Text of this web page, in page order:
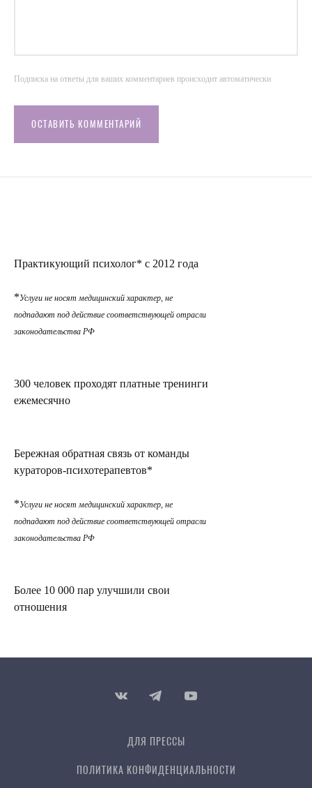
Подписка на ответы для ваших комментариев происходит автоматически
ОСТАВИТЬ КОММЕНТАРИЙ
Практикующий психолог* с 2012 года
*Услуги не носят медицинский характер, не
подпадают под действие соответствующей отрасли
законодательства РФ
300 человек проходят платные тренинги
ежемесячно
Бережная обратная связь от команды
кураторов-психотерапевтов*
*Услуги не носят медицинский характер, не
подпадают под действие соответствующей отрасли
законодательства РФ
Более 10 000 пар улучшили свои
отношения
ДЛЯ ПРЕССЫ
ПОЛИТИКА КОНФИДЕН­ЦИ­АЛЬ­НОСТИ